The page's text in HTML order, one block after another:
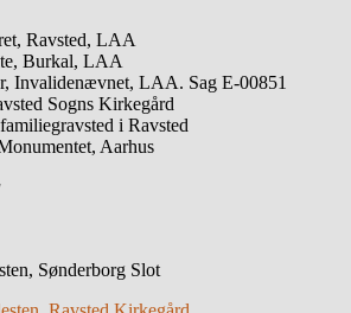
Ravsted, LAA
Burkal, LAA
Invalidenævnet, LAA. Sag E-00851
Sogns Kirkegård
i Ravsted
Aarhus
Sønderborg Slot